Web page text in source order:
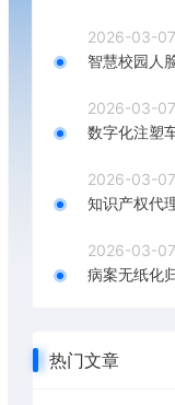
2026-03-07
智慧校园人
2026-03-07
数字化注塑
2026-03-07
知识产权代
2026-03-07
病案无纸化
热门文章